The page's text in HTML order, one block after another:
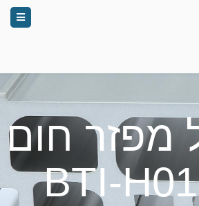
מפזר חום
BTI-